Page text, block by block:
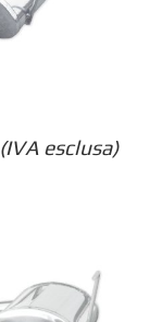
(IVA esclusa)